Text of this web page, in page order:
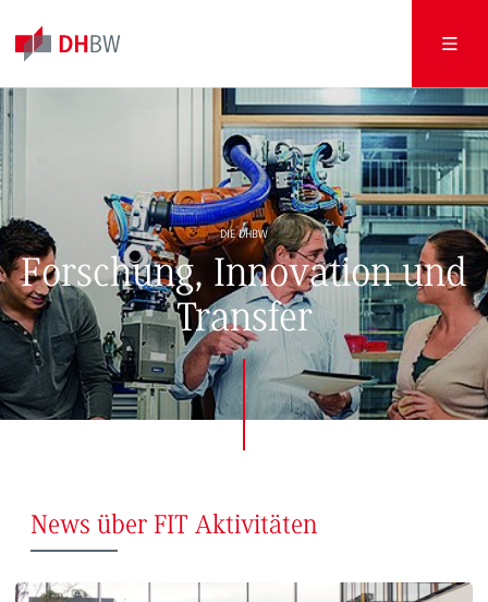
DIE DHBW
Forschung, Innovation und
Transfer
News über FIT Aktivitäten